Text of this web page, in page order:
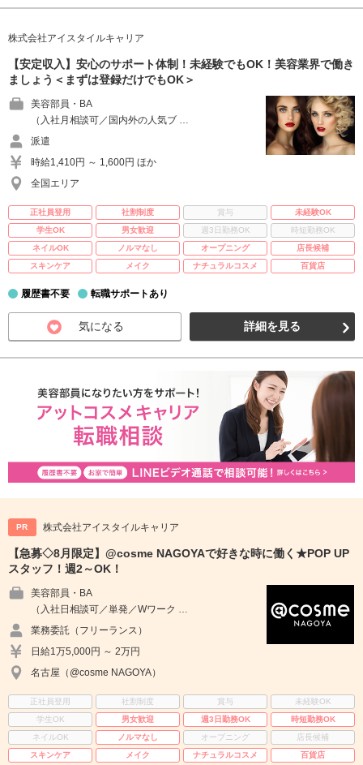
株式会社アイスタイルキャリア
【安定収入】安心のサポート体制！未経験でもOK！美容業界で働き
ましょう＜まずは登録だけでもOK＞
美容部員・BA
（入社月相談可／国内外の人気ブ …
派遣
時給1,410円 ～ 1,600円 ほか
全国エリア
正社員登用 社割制度 賞与
未経験OK
学生OK
男女歓迎 週3日勤務OK
時短勤務OK
ネイルOK
ノルマなし オープニング
店長候補
スキンケア
メイク ナチュラルコスメ 百貨店
履歴書不要 転職サポートあり
気になる 詳細を見る
PR 株式会社アイスタイルキャリア
【急募◇8月限定】@cosme NAGOYAで好きな時に働く★POP UP
スタッフ！週2～OK！
美容部員・BA
（入社日相談可／単発／Wワーク …
業務委託（フリーランス）
日給1万5,000円 ～ 2万円
名古屋（@cosme NAGOYA）
正社員登用 社割制度 賞与
未経験OK
学生OK
男女歓迎 週3日勤務OK
時短勤務OK
ネイルOK
ノルマなし オープニング
店長候補
スキンケア
メイク ナチュラルコスメ 百貨店